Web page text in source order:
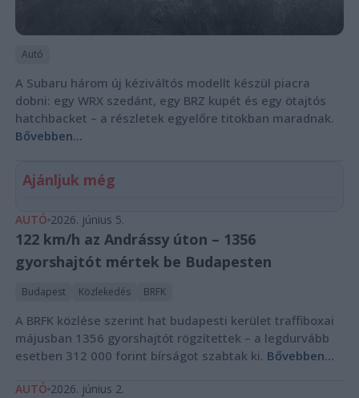
Autó
A Subaru három új kéziváltós modellt készül piacra
dobni: egy WRX szedánt, egy BRZ kupét és egy ötajtós
hatchbacket – a részletek egyelőre titokban maradnak.
Bővebben...
Ajánljuk még
AUTÓ 2026. június 5.
122 km/h az Andrássy úton – 1356
gyorshajtót mértek be Budapesten
Budapest Közlekedés BRFK
A BRFK közlése szerint hat budapesti kerület traffiboxai
májusban 1356 gyorshajtót rögzítettek – a legdurvább
esetben 312 000 forint bírságot szabtak ki. Bővebben...
AUTÓ 2026. június 2.